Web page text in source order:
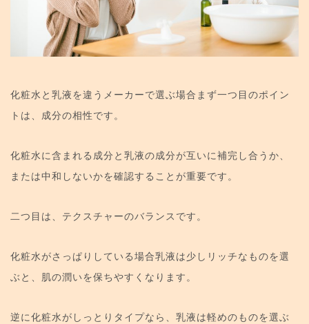
化粧水と乳液を違うメーカーで選ぶ場合まず一つ目のポイン
トは、成分の相性です。
化粧水に含まれる成分と乳液の成分が互いに補完し合うか、
または中和しないかを確認することが重要です。
二つ目は、テクスチャーのバランスです。
化粧水がさっぱりしている場合乳液は少しリッチなものを選
ぶと、肌の潤いを保ちやすくなります。
逆に化粧水がしっとりタイプなら、乳液は軽めのものを選ぶ